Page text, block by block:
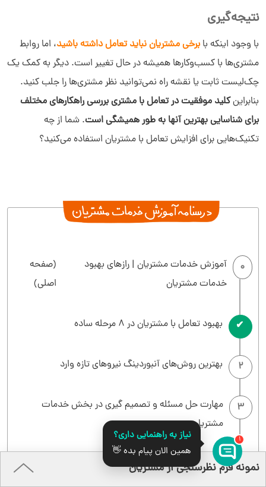
نتیجه‌گیری
با وجود اینکه با برخی مشتریان نباید تعامل داشته باشید، اما روابط
مشتری‌ها با کسب‌وکارها همیشه در حال تغییر است. دیگر به کمک یک
چک‌لیست ثابت یا نقشه راه نمی‌توانید نظر مشتری‌ها را جلب کنید.
بنابراینکلید موفقیت در تعامل با مشتری بررسی راهکارهای مختلف
برای شناسایی بهترین آنها به طور همیشگی است. شما از چه
تکنیک‌هایی برای افزایش تعامل با مشتریان استفاده می‌کنید؟
0
آموزش خدمات مشتریان | رازهای بهبود
خدمات مشتریان
(صفحه
اصلی)
1 بهبود تعامل با مشتریان در 8 مرحله ساده
2 بهترین روش‌های آنبوردینگ نیروهای تازه وارد
3
مهارت حل مسئله و تصمیم گیری در بخش خدمات
مشتریان
4 انواع مها‌رت‌های ارتباطی که برای موفقیت لازم دارید
نمونه فرم نظرسنجی از مشتریان
نیاز به راهنمایی داری؟
همین الان پیام بده 👋
1
قدرت گرفته از